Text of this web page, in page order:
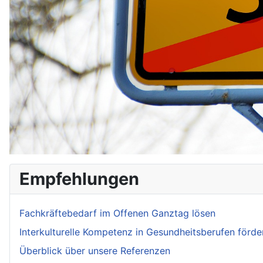
Empfehlungen
Fachkräftebedarf im Offenen Ganztag lösen
Interkulturelle Kompetenz in Gesundheitsberufen
Überblick über unsere Referenzen